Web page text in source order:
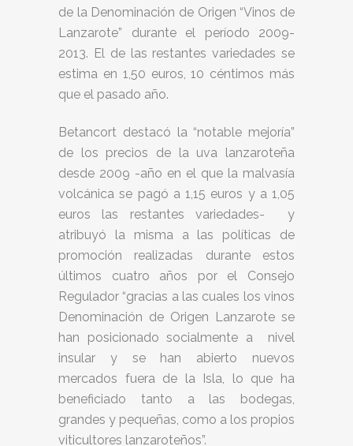
de la Denominación de Origen “Vinos de
Lanzarote” durante el período 2009-
2013. El de las restantes variedades se
estima en 1,50 euros, 10 céntimos más
que el pasado año.
Betancort destacó la “notable mejoría”
de los precios de la uva lanzaroteña
desde 2009 -año en el que la malvasía
volcánica se pagó a 1,15 euros y a 1,05
euros las restantes variedades- y
atribuyó la misma a las políticas de
promoción realizadas durante estos
últimos cuatro años por el Consejo
Regulador “gracias a las cuales los vinos
Denominación de Origen Lanzarote se
han posicionado socialmente a nivel
insular y se han abierto nuevos
mercados fuera de la Isla, lo que ha
beneficiado tanto a las bodegas,
grandes y pequeñas, como a los propios
viticultores lanzaroteños”.